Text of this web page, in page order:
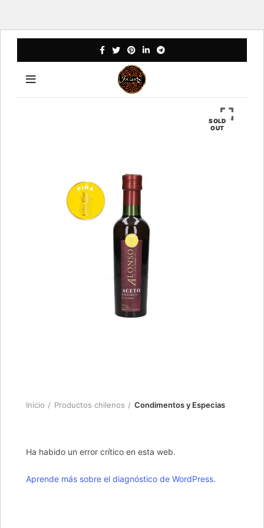
SOLD
OUT
Inicio Productos chilenos Condimentos y Especias
Ha habido un error crítico en esta web.
Aprende más sobre el diagnóstico de WordPress.